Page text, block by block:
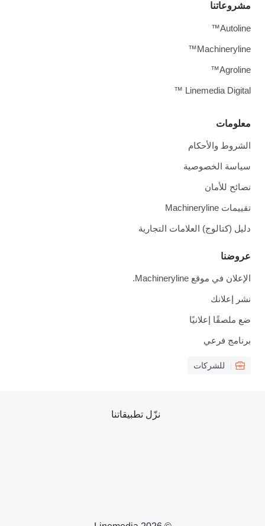
معلومات
الشروط والأحكام
سياسة الخصوصية
نصائح للأمان
تقييمات Machineryline
دليل (كتالوج) العلامات التجارية
عروضنا
الإعلان في موقع Machineryline.
نشر إعلانك
ضع ملصقًا إعلانيًا
برنامج فرعي
للشركات
مشروعاتنا
Autoline™
Machineryline™
Agroline™
Linemedia Digital ™
نزّل تطبيقاتنا